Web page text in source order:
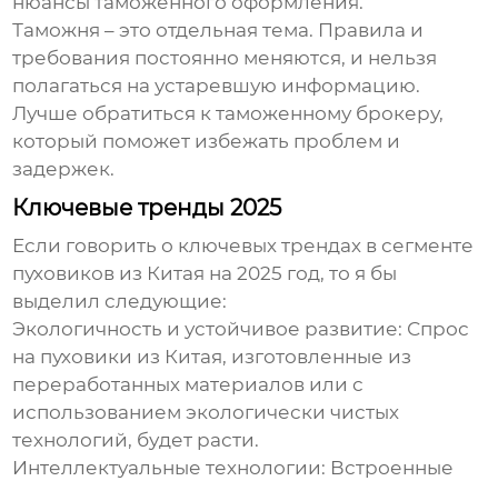
Таможня – это отдельная тема. Правила и
требования постоянно меняются, и нельзя
полагаться на устаревшую информацию.
Лучше обратиться к таможенному брокеру,
который поможет избежать проблем и
задержек.
Ключевые тренды 2025
Если говорить о ключевых трендах в сегменте
пуховиков из Китая на 2025 год, то я бы
выделил следующие:
Экологичность и устойчивое развитие: Спрос
на пуховики из Китая, изготовленные из
переработанных материалов или с
использованием экологически чистых
технологий, будет расти.
Интеллектуальные технологии: Встроенные